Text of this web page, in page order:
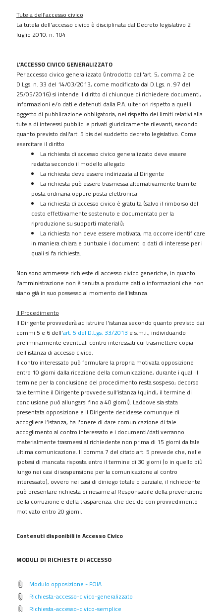
Servizi
erogati
Opere
pubbliche
Pianificazione
e
governo
del
territorio
Informazioni
ambientali
private
accreditate
Interventi
straordinari
Altri
contenuti
Tutela dell'accesso civico
La tutela dell'accesso civico è disciplinata dal Decreto legislativo 2
luglio 2010, n. 104
L'ACCESSO CIVICO GENERALIZZATO
Per accesso civico generalizzato (introdotto dall'art. 5, comma 2 del
D.Lgs. n. 33 del 14/03/2013, come modificato dal D.Lgs. n. 97 del
25/05/2016) si intende il diritto di chiunque di richiedere documenti,
informazioni e/o dati e detenuti dalla P.A. ulteriori rispetto a quelli
oggetto di pubblicazione obbligatoria, nel rispetto dei limiti relativi alla
tutela di interessi pubblici e privati giuridicamente rilevanti, secondo
quanto previsto dall'art. 5 bis del suddetto decreto legislativo. Come
esercitare il diritto
La richiesta di accesso civico generalizzato deve essere
redatta secondo il modello allegato
La richiesta deve essere indirizzata al Dirigente
La richiesta può essere trasmessa alternativamente tramite:
posta ordinaria oppure posta elettronica
La richiesta di accesso civico è gratuita (salvo il rimborso del
costo effettivamente sostenuto e documentato per la
riproduzione su supporti materiali);
La richiesta non deve essere motivata, ma occorre identificare
in maniera chiara e puntuale i documenti o dati di interesse per i
quali si fa richiesta.
Non sono ammesse richieste di accesso civico generiche, in quanto
l'amministrazione non è tenuta a produrre dati o informazioni che non
siano già in suo possesso al momento dell'istanza.
Il Procedimento
Il Dirigente provvederà ad istruire l'istanza secondo quanto previsto dai
commi 5 e 6 dell'art. 5 del D.Lgs. 33/2013 e s.m.i., individuando
preliminarmente eventuali contro interessati cui trasmettere copia
dell'istanza di accesso civico.
Il contro interessato può formulare la propria motivata opposizione
entro 10 giorni dalla ricezione della comunicazione, durante i quali il
termine per la conclusione del procedimento resta sospeso; decorso
tale termine il Dirigente provvede sull’istanza (quindi, il termine di
conclusione può allungarsi fino a 40 giorni). Laddove sia stata
presentata opposizione e il Dirigente decidesse comunque di
accogliere l’istanza, ha l'onere di dare comunicazione di tale
accoglimento al contro interessato e i documenti/dati verranno
materialmente trasmessi al richiedente non prima di 15 giorni da tale
ultima comunicazione. Il comma 7 del citato art. 5 prevede che, nelle
ipotesi di mancata risposta entro il termine di 30 giorni (o in quello più
lungo nei casi di sospensione per la comunicazione al contro
interessato), ovvero nei casi di diniego totale o parziale, il richiedente
può presentare richiesta di riesame al Responsabile della prevenzione
della corruzione e della trasparenza, che decide con provvedimento
motivato entro 20 giorni.
Contenuti disponibili in Accesso Civico
MODULI DI RICHIESTE DI ACCESSO
attach_file Modulo opposizione - FOIA
attach_file Richiesta-accesso-civico-generalizzato
attach_file Richiesta-accesso-civico-semplice